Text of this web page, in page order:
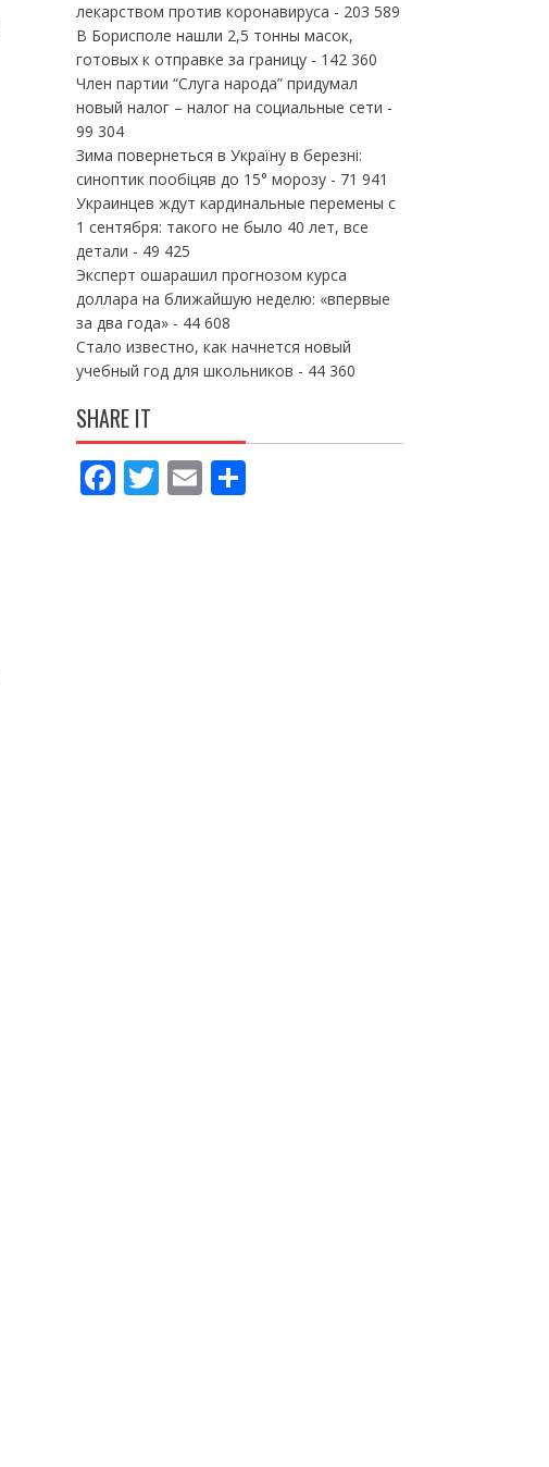
лекарством против коронавируса - 203 589
В Борисполе нашли 2,5 тонны масок,
готовых к отправке за границу- 142 360
Член партии “Слуга народа” придумал
новый налог – налог на социальные сети -
99 304
Зима повернеться в Україну в березні:
синоптик пообіцяв до 15° морозу- 71 941
Украинцев ждут кардинальные перемены с
1 сентября: такого не было 40 лет, все
детали - 49 425
Эксперт ошарашил прогнозом курса
доллара на ближайшую неделю: «впервые
за два года»- 44 608
Стало известно, как начнется новый
учебный год для школьников - 44 360
SHARE IT
F T E П